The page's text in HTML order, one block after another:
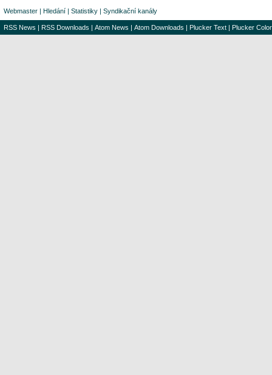
Webmaster | Hledání | Statistiky | Syndikační kanály
RSS News | RSS Downloads | Atom News | Atom Downloads | Plucker Text | Plucker Color